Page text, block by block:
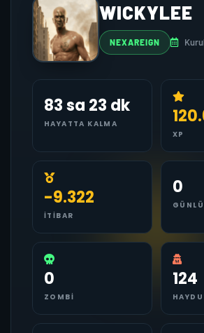
WICKYLEE
NEXAREIGN
83 sa 23 dk
HAYATTA KALMA
XP
-9.322
İTIBAR
0
0
ZOMBI
124